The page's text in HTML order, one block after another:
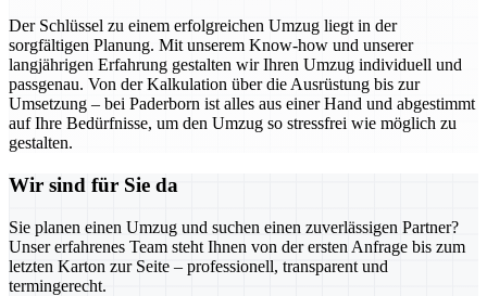
Der Schlüssel zu einem erfolgreichen Umzug liegt in der
sorgfältigen Planung. Mit unserem Know-how und unserer
langjährigen Erfahrung gestalten wir Ihren Umzug individuell und
passgenau. Von der Kalkulation über die Ausrüstung bis zur
Umsetzung – bei Paderborn ist alles aus einer Hand und abgestimmt
auf Ihre Bedürfnisse, um den Umzug so stressfrei wie möglich zu
gestalten.
Wir sind für Sie da
Sie planen einen Umzug und suchen einen zuverlässigen Partner?
Unser erfahrenes Team steht Ihnen von der ersten Anfrage bis zum
letzten Karton zur Seite – professionell, transparent und
termingerecht.